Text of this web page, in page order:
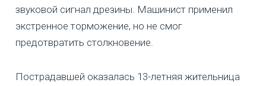
звуковой сигнал дрезины. Машинист применил
экстренное торможение, но не смог
предотвратить столкновение.
Пострадавшей оказалась 13-летняя жительница